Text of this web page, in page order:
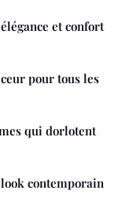
et confort
pour tous les
qui dorlotent
contemporain